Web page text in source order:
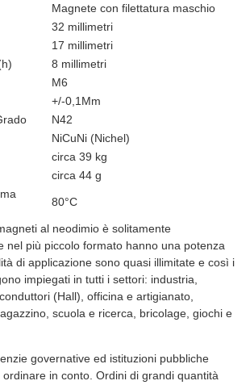
Magnete con filettatura maschio​
32 millimetri
17 millimetri
(h)
8 millimetri
M6
+/-0,1Mm
N42
NiCuNi (Nichel)
circa 39 kg
circa 44 g
80°C
al neodimio è solitamente
nel più piccolo formato hanno una potenza
di applicazione sono quasi illimitate e così i
impiegati in tutti i settori: industria,
(Hall), officina e artigianato,
scuola e ricerca, bricolage, giochi e
governative ed istituzioni pubbliche
in conto. Ordini di grandi quantità